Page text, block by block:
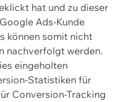
hat und zu dieser
Ads-Kunde
können somit nicht
nachverfolgt werden.
eingeholten
Statistiken für
Conversion-Tracking